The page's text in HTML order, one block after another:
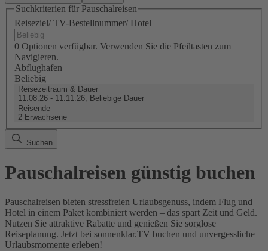
Suchkriterien für Pauschalreisen
Reiseziel/ TV-Bestellnummer/ Hotel
0 Optionen verfügbar. Verwenden Sie die Pfeiltasten zum
Navigieren.
Abflughafen
Beliebig
Reisezeitraum & Dauer
11.08.26 - 11.11.26, Beliebige Dauer
Reisende
2 Erwachsene
Suchen
Pauschalreisen günstig buchen
Pauschalreisen bieten stressfreien Urlaubsgenuss, indem Flug und
Hotel in einem Paket kombiniert werden – das spart Zeit und Geld.
Nutzen Sie attraktive Rabatte und genießen Sie sorglose
Reiseplanung. Jetzt bei sonnenklar.TV buchen und unvergessliche
Urlaubsmomente erleben!